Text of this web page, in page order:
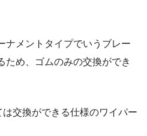
ナメントタイプでいうブレー
ため、ゴムのみの交換ができ
交換ができる仕様のワイパー